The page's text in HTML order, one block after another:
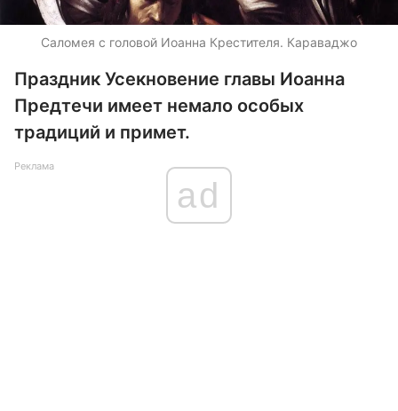
Саломея с головой Иоанна Крестителя. Караваджо
Праздник Усекновение главы Иоанна
Предтечи имеет немало особых
традиций и примет.
Реклама
ad